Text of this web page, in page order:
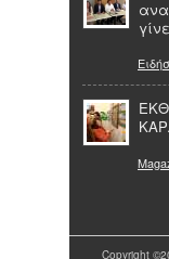
Copyright